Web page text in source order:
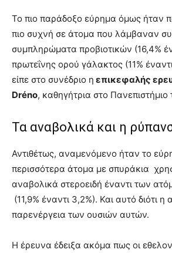
Το πιο παράδοξο εύρημα όμως ήταν
πιο συχνή σε άτομα που λάμβαναν
συμπληρώματα προβιοτικών (16,4%
πρωτεΐνης ορού γάλακτος (11%
είπε στο συνέδριο η επικεφαλής
Dréno, καθηγήτρια στο
Τα αναβολικά και η
Αντιθέτως, αναμενόμενο ήταν το
περισσότερα άτομα με σπυράκια
αναβολικά στεροειδή έναντι των
(11,9% έναντι 3,2%). Και αυτό διότι η
παρενέργεια των ουσιών αυτών.
Η έρευνα έδειξα ακόμα πως οι